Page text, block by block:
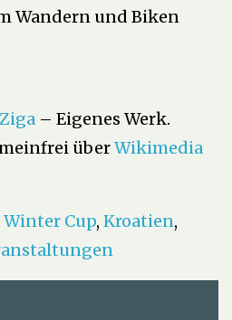
Wandern und Biken
– Eigenes Werk.
überWikimedia
Cup, Kroatien,